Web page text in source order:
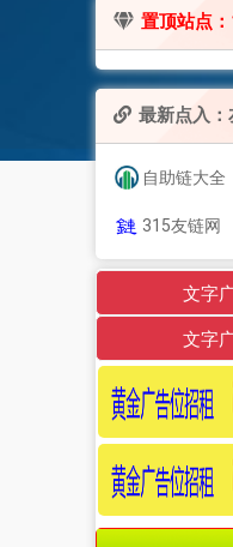
置顶站点
最新点入
自助链大全
315友链网